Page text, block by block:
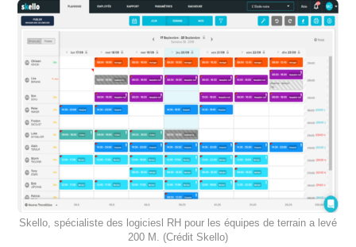
Skello, spécialiste des logiciesl RH pour les équipes de terrain a levé
200 M. (Crédit Skello)